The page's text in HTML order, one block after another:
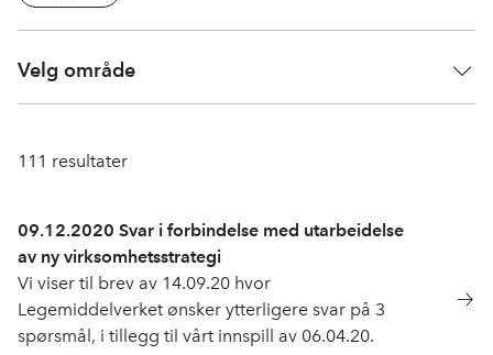
Velg område
111 resultater
09.12.2020 Svar i forbindelse med utarbeidelse
av ny virksomhetsstrategi
Vi viser til brev av 14.09.20 hvor
Legemiddelverket ønsker ytterligere svar på 3
spørsmål, i tillegg til vårt innspill av 06.04.20.